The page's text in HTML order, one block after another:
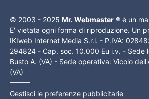
© 2003 - 2025 Mr. Webmaster ® è un
E' vietata ogni forma di riproduzione. Un
IKIweb Internet Media S.r.l. - P.IVA:
294824 - Cap. soc. 10.000 Eu i.v. - Sede
Busto A. (VA) - Sede operativa: Vicolo
(VA)
Gestisci le preferenze pubblicitarie